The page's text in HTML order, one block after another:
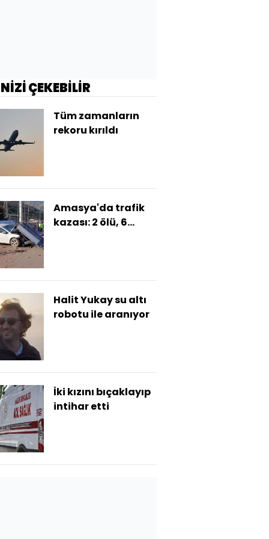
ÇEKEBİLİR
Tüm zamanların
rekoru kırıldı
Amasya'da trafik
kazası: 2 ölü, 6
Halit Yukay su altı
robotu ile aranıyor
İki kızını bıçaklayıp
intihar etti